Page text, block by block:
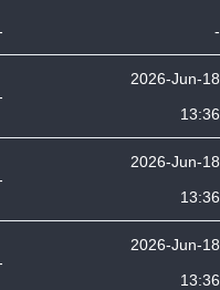
-
2026-Jun-18
13:36
2026-Jun-18
13:36
2026-Jun-18
13:36